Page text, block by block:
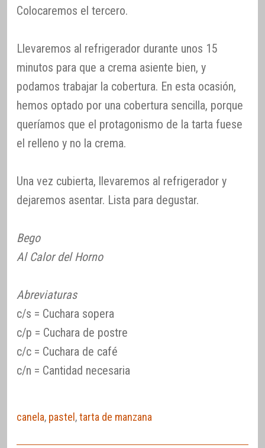
Colocaremos el tercero.
Llevaremos al refrigerador durante unos 15
minutos para que a crema asiente bien, y
podamos trabajar la cobertura. En esta ocasión,
hemos optado por una cobertura sencilla, porque
queríamos que el protagonismo de la tarta fuese
el relleno y no la crema.
Una vez cubierta, llevaremos al refrigerador y
dejaremos asentar. Lista para degustar.
Bego
Al Calor del Horno
Abreviaturas
c/s = Cuchara sopera
c/p = Cuchara de postre
c/c = Cuchara de café
c/n = Cantidad necesaria
canela, pastel ,tarta de manzana